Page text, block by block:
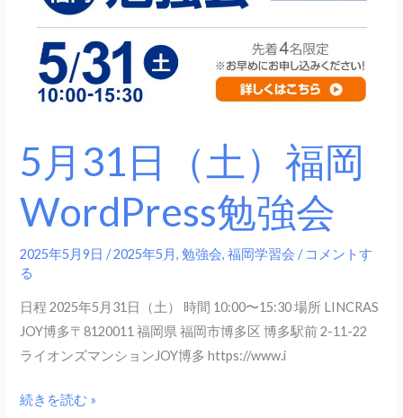
5月31日（土）福岡
WordPress勉強会
2025年5月9日/2025年5月,勉強会,福岡学習会 / コメントす
る
日程 2025年5月31日（土） 時間 10:00〜15:30 場所 LINCRAS
JOY博多〒8120011 福岡県 福岡市博多区 博多駅前 2-11-22
ライオンズマンションJOY博多 https://www.i
続きを読む »